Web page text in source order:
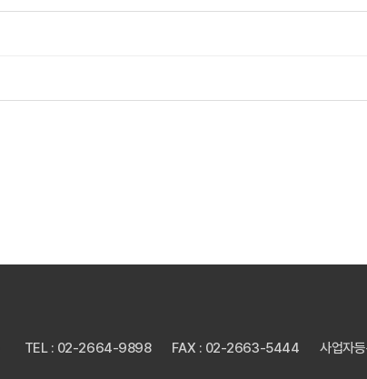
TEL : 02-2664-9898 FAX : 02-2663-5444 사업자